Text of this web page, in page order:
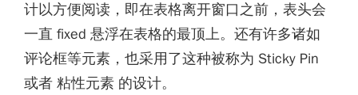
计以方便阅读，即在表格离开窗口之前，表头会
一直 fixed 悬浮在表格的最顶上。还有许多诸如
评论框等元素，也采用了这种被称为 Sticky Pin
或者 粘性元素 的设计。